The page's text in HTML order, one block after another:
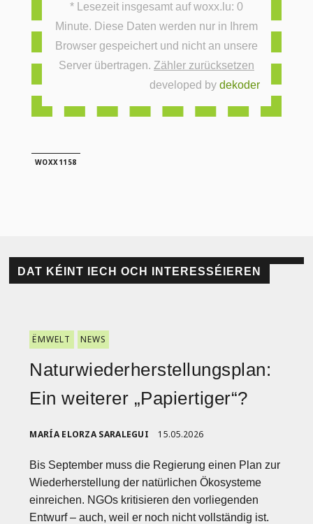
* Lesezeit insgesamt auf woxx.lu: 0
Minute. Diese Daten werden nur in Ihrem
Browser gespeichert und nicht an unsere
Server übertragen. Zähler zurücksetzen
developed bydekoder
WOXX1158
DAT KÉINT IECH OCH INTERESSÉIEREN
ËMWELT NEWS
Naturwiederherstellungsplan:
Ein weiterer „Papiertiger“?
MARÍA ELORZA SARALEGUI 15.05.2026
Bis September muss die Regierung einen Plan zur
Wiederherstellung der natürlichen Ökosysteme
einreichen. NGOs kritisieren den vorliegenden
Entwurf – auch, weil er noch nicht vollständig ist.